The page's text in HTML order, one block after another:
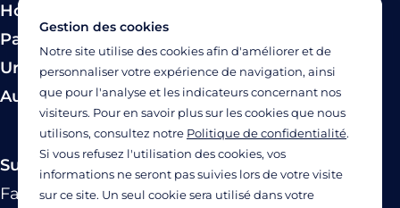
Hospitalisation
Paiement
Urgence
Autres modes de prise en charge
Suivez-nous
FacebookTwitterLinkedinYouTubeInstagram
Gestion des cookies
Notre site utilise des cookies afin d'améliorer et de
personnaliser votre expérience de navigation, ainsi
que pour l'analyse et les indicateurs concernant nos
visiteurs. Pour en savoir plus sur les cookies que nous
utilisons, consultez notre Politique de confidentialité.
Si vous refusez l'utilisation des cookies, vos
informations ne seront pas suivies lors de votre visite
sur ce site. Un seul cookie sera utilisé dans votre